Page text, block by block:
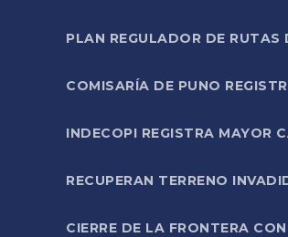
PLAN REGULADOR DE
COMISARÍA DE PUNO
INDECOPI REGISTRA MAYOR
RECUPERAN TERRENO
CIERRE DE LA FRONTERA